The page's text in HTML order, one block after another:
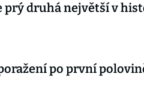
prý druhá největší v
po první